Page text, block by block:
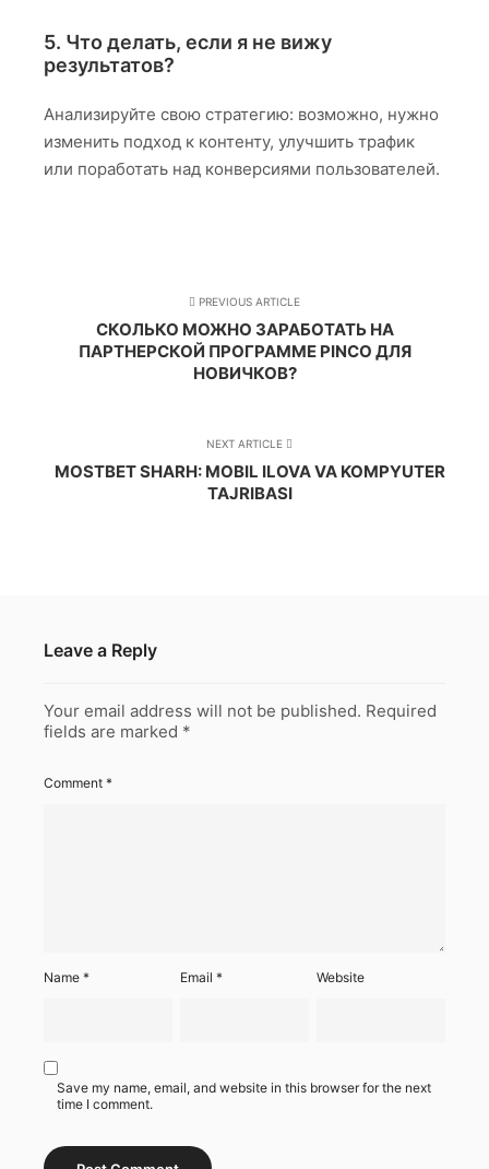
5. Что делать, если я не вижу
результатов?
Анализируйте свою стратегию: возможно, нужно
изменить подход к контенту, улучшить трафик
или поработать над конверсиями пользователей.
PREVIOUS ARTICLE
СКОЛЬКО МОЖНО ЗАРАБОТАТЬ НА
ПАРТНЕРСКОЙ ПРОГРАММЕ PINCO ДЛЯ
НОВИЧКОВ?
NEXT ARTICLE
MOSTBET SHARH: MOBIL ILOVA VA KOMPYUTER
TAJRIBASI
Leave a Reply
Your email address will not be published. Required
fields are marked *
Comment *
Name * Email* Website
Save my name, email, and website in this browser for the next
time I comment.